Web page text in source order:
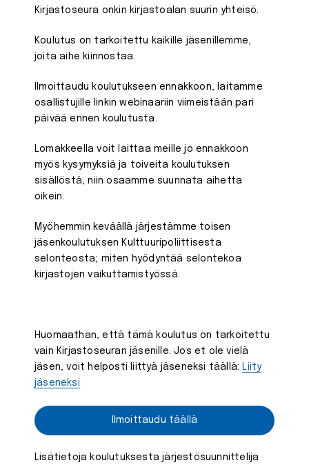
Kirjastoseura onkin kirjastoalan suurin yhteisö.
Koulutus on tarkoitettu kaikille jäsenillemme,
joita aihe kiinnostaa.
Ilmoittaudu koulutukseen ennakkoon, laitamme
osallistujille linkin webinaariin viimeistään pari
päivää ennen koulutusta.
Lomakkeella voit laittaa meille jo ennakkoon
myös kysymyksiä ja toiveita koulutuksen
sisällöstä, niin osaamme suunnata aihetta
oikein.
Myöhemmin keväällä järjestämme toisen
jäsenkoulutuksen Kulttuuripoliittisesta
selonteosta; miten hyödyntää selontekoa
kirjastojen vaikuttamistyössä.
Huomaathan, että tämä koulutus on tarkoitettu
vain Kirjastoseuran jäsenille. Jos et ole vielä
jäsen, voit helposti liittyä jäseneksi täällä: Liity
jäseneksi
Ilmoittaudu täällä
Lisätietoja koulutuksesta järjestösuunnittelija